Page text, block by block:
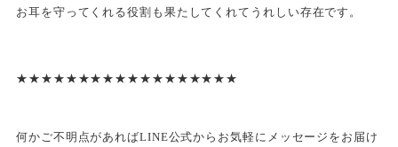
お耳を守ってくれる役割も果たしてくれてうれしい存在です。
★★★★★★★★★★★★★★★★★★
何かご不明点があればLINE公式からお気軽にメッセージをお届け